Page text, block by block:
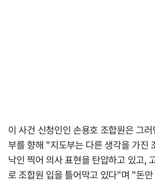
이 사건 신청인인 손용호 조합원은 그
부를 향해 "지도부는 다른 생각을 가진
낙인 찍어 의사 표현을 탄압하고 있고,
로 조합원 입을 틀어막고 있다"며 "돈